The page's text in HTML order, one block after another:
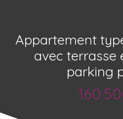
Appartement
avec terrasse
parking
160